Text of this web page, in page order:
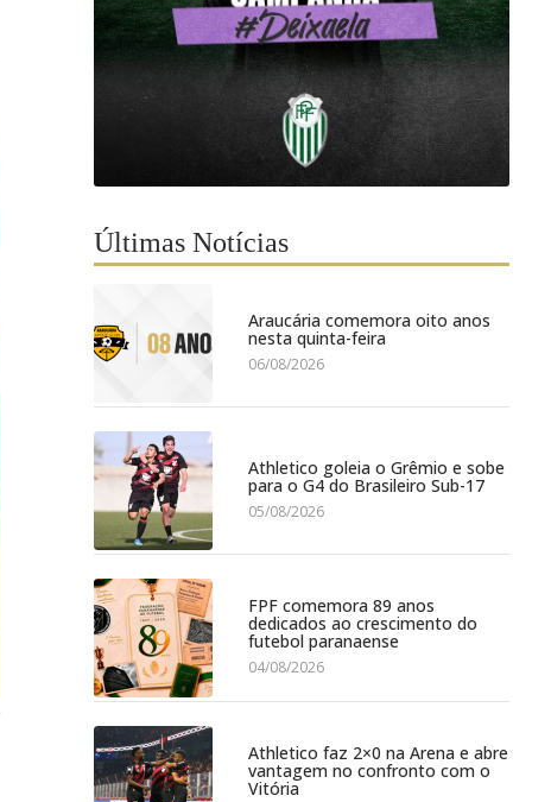
Últimas Notícias
Araucária comemora oito anos
nesta quinta-feira
06/08/2026
Athletico goleia o Grêmio e sobe
para o G4 do Brasileiro Sub-17
05/08/2026
FPF comemora 89 anos
dedicados ao crescimento do
futebol paranaense
04/08/2026
Athletico faz 2×0 na Arena e abre
vantagem no confronto com o
Vitória